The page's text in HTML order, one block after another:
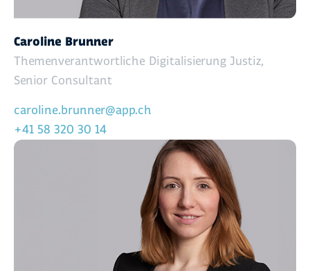
Caroline Brunner
Themenverantwortliche Digitalisierung Justiz,
Senior Consultant
caroline.brunner@app.ch
+41 58 320 30 14